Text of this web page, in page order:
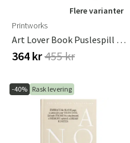
Flere varianter
Printworks
Art Lover Book Puslespill - Morning Fields, 1000 Stk
364 kr455 kr
-40% Rask levering